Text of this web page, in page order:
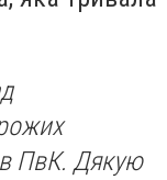
в ПвК. Дякую